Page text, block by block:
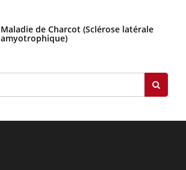
Maladie de Charcot (Sclérose latérale
amyotrophique)